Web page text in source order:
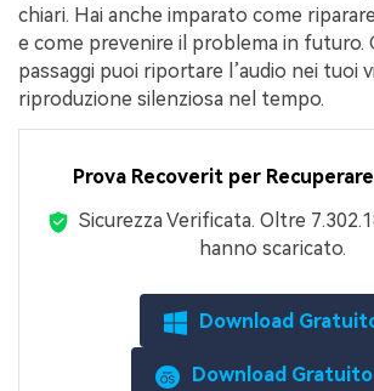
chiari. Hai anche imparato come
e come prevenire il problema in futuro.
passaggi puoi riportare l’audio nei tuoi
riproduzione silenziosa nel tempo.
Prova Recoverit per
Sicurezza Verificata. Oltre
hanno scaricato.
Download
Download Gratuito